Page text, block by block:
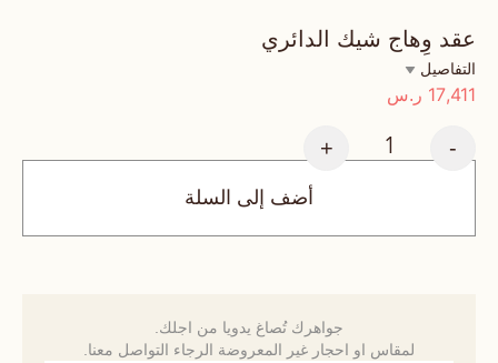
عقد وِهاج شيك الدائري
التفاصيل
17,411 ر.س
-
+
أضف إلى السلة
جواهرك تُصاغ يدويا من اجلك.
لمقاس او احجار غير المعروضة الرجاء التواصل معنا.